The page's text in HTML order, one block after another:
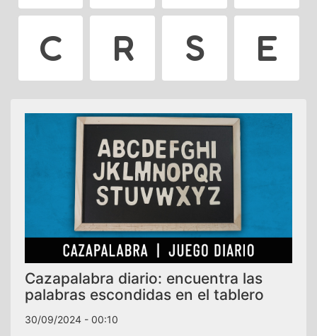
C
R S E
Cazapalabra diario: encuentra las
palabras escondidas en el tablero
30/09/2024 - 00:10